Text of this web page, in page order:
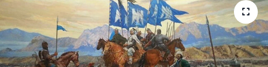
Haber Arşivi